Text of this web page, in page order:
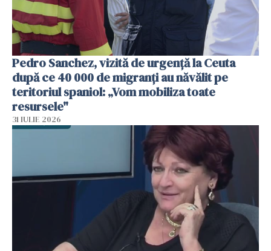
Pedro Sanchez, vizită de urgență la Ceuta
după ce 40 000 de migranți au năvălit pe
teritoriul spaniol: „Vom mobiliza toate
resursele"
31 IULIE 2026